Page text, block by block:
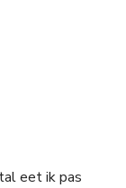
eet ik pas